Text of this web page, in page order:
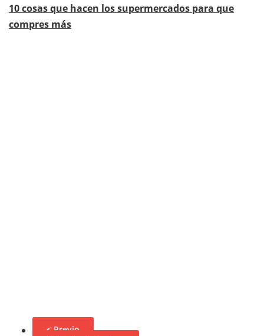
10 cosas que hacen los supermercados para que
compres más
< Previo